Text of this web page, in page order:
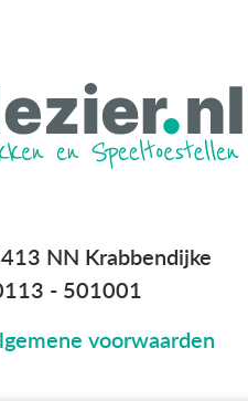
NN Krabbendijke
- 501001
voorwaarden